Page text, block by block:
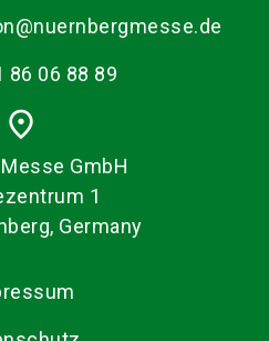
86 06 88 89
place
GmbH
1
Germany